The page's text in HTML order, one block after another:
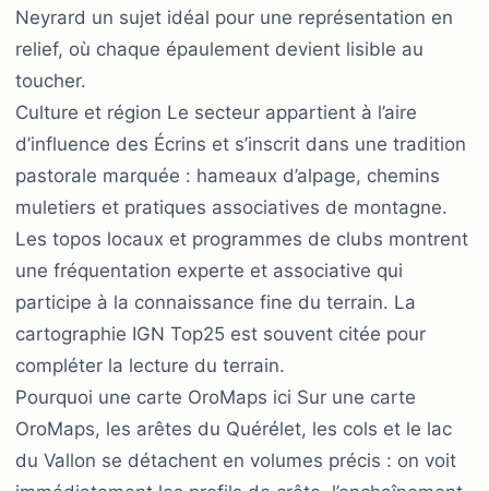
Neyrard un sujet idéal pour une représentation en
relief, où chaque épaulement devient lisible au
toucher.
Culture et région Le secteur appartient à l’aire
d’influence des Écrins et s’inscrit dans une tradition
pastorale marquée : hameaux d’alpage, chemins
muletiers et pratiques associatives de montagne.
Les topos locaux et programmes de clubs montrent
une fréquentation experte et associative qui
participe à la connaissance fine du terrain. La
cartographie IGN Top25 est souvent citée pour
compléter la lecture du terrain.
Pourquoi une carte OroMaps ici Sur une carte
OroMaps, les arêtes du Quérélet, les cols et le lac
du Vallon se détachent en volumes précis : on voit